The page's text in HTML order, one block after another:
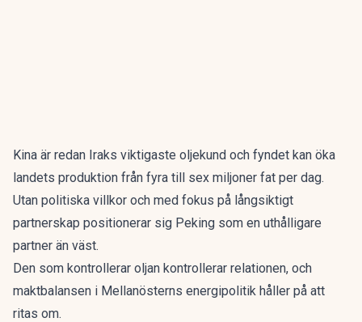
Kina är redan Iraks viktigaste oljekund och fyndet kan öka
landets produktion från fyra till sex miljoner fat per dag.
Utan politiska villkor och med fokus på långsiktigt
partnerskap positionerar sig Peking som en uthålligare
partner än väst.
Den som kontrollerar oljan kontrollerar relationen, och
maktbalansen i Mellanösterns energipolitik håller på att
ritas om.